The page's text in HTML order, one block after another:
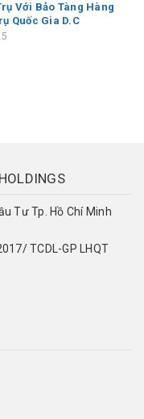
Với Bảo Tàng Hàng
Quốc Gia D.C
Tư Tp. Hồ Chí Minh
TCDL-GP LHQT